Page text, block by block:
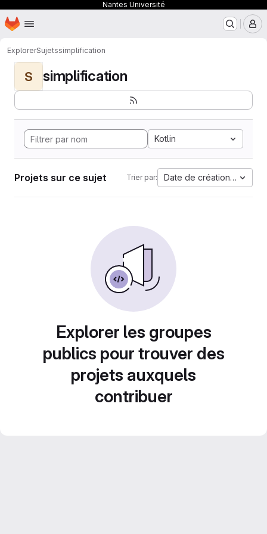
Nantes Université
Passer au contenu principal
Page d'accueil
ExplorerSujetssimplification
S simplification
Kotlin
Projets sur ce sujet Trier par: Date de création la plus
Explorer les groupes
publics pour trouver des
projets auxquels
contribuer